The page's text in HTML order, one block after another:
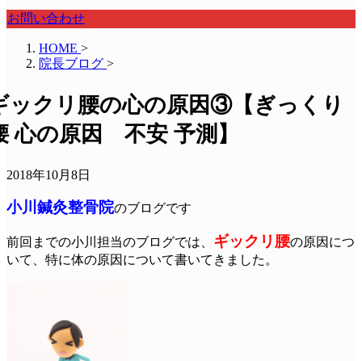
お問い合わせ
HOME >
院長ブログ >
ックリ腰の心の原因③【ぎっくり
心の原因 不安 予測】
2018年10月8日
小川鍼灸整骨院のブログです
前回までの小川担当のブログでは、 ギックリ 腰の原因につ
いて、特に体の原因について書いてきました。